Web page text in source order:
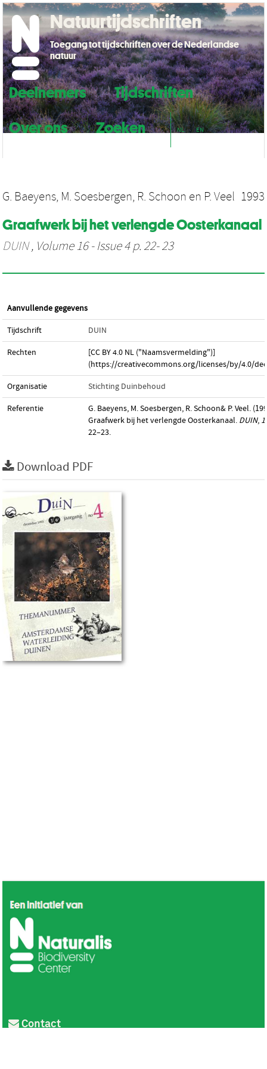
Deelnemers
Tijdschriften
Over ons
Zoeken NL EN
Natuurtijdschriften
Toegang tot tijdschriften over de Nederlandse
natuur
G. Baeyens, M. Soesbergen, R. Schoon en P. Veel 1993
Graafwerk bij het verlengde Oosterkanaal
DUIN, Volume 16 - Issue 4 p. 22- 23
Aanvullende gegevens
Tijdschrift DUIN
Rechten
[CC BY 4.0 NL ("Naamsvermelding")]
(https://creativecommons.org/licenses/by/4.0/
Organisatie Stichting Duinbehoud
Referentie
G. Baeyens, M. Soesbergen, R. Schoon& P. Veel.
Graafwerk bij het verlengde Oosterkanaal. DUIN,
22–23.
Download PDF
Contact